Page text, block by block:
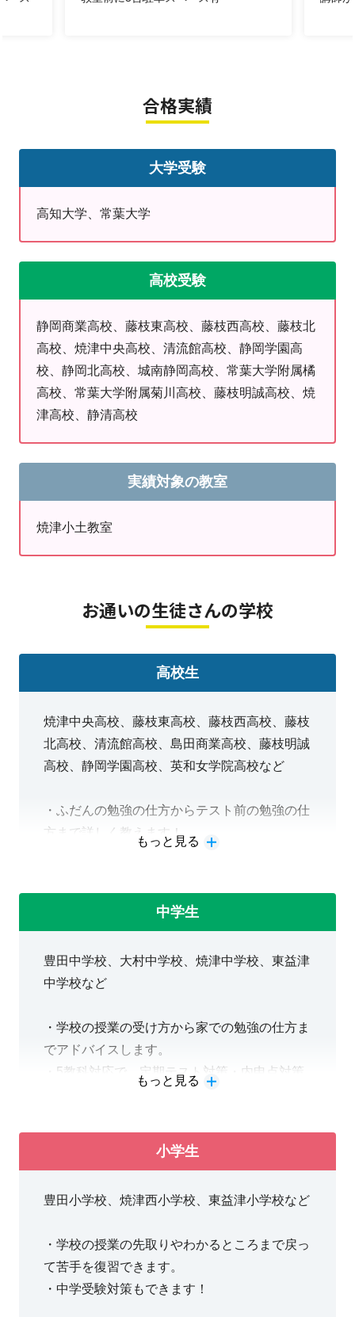
どれか一つでも当てはまったら、焼津小土教室へご相談くださ
■８月の休校日 日曜日と8/10（月）～8/15（土）
合格実績
大学受験
高知大学、常葉大学
高校受験
静岡商業高校、藤枝東高校、藤枝西高校、藤枝北
高校、焼津中央高校、清流館高校、静岡学園高
校、静岡北高校、城南静岡高校、常葉大学附属橘
高校、常葉大学附属菊川高校、藤枝明誠高校、焼
津高校、静清高校
実績対象の教室
焼津小土教室
お通いの生徒さんの学校
高校生
焼津中央高校、藤枝東高校、藤枝西高校、藤枝
北高校、清流館高校、島田商業高校、藤枝明誠
高校、静岡学園高校、英和女学院高校など
・ふだんの勉強の仕方からテスト前の勉強の仕
方まで詳しく教えます！
もっと見る
中学生
豊田中学校、大村中学校、焼津中学校、東益津
中学校など
・学校の授業の受け方から家での勉強の仕方ま
でアドバイスします。
・5教科対応で、定期テスト対策・内申点対策
もっと見る
小学生
豊田小学校、焼津西小学校、東益津小学校など
・学校の授業の先取りやわかるところまで戻っ
て苦手を復習できます。
・中学受験対策もできます！